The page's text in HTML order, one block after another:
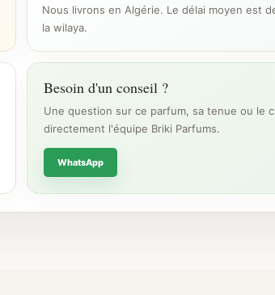
Nous livrons en Algérie. Le délai moyen est
la wilaya.
Besoin d'un conseil ?
Une question sur ce parfum, sa tenue ou le
directement l'équipe Briki Parfums.
WhatsApp